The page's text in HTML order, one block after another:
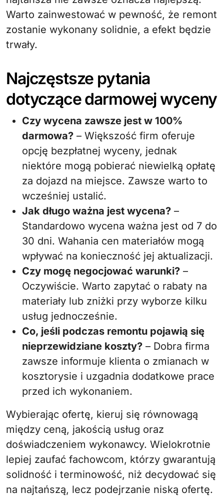
Warto zainwestować w pewność, że remont
zostanie wykonany solidnie, a efekt będzie
trwały.
Najczęstsze pytania
dotyczące darmowej wyceny
Czy wycena zawsze jest w 100%
darmowa? – Większość firm oferuje
opcję bezpłatnej wyceny, jednak
niektóre mogą pobierać niewielką opłatę
za dojazd na miejsce. Zawsze warto to
wcześniej ustalić.
Jak długo ważna jest wycena? –
Standardowo wycena ważna jest od 7 do
30 dni. Wahania cen materiałów mogą
wpływać na konieczność jej aktualizacji.
Czy mogę negocjować warunki? –
Oczywiście. Warto zapytać o rabaty na
materiały lub zniżki przy wyborze kilku
usług jednocześnie.
Co, jeśli podczas remontu pojawią się
nieprzewidziane koszty? – Dobra firma
zawsze informuje klienta o zmianach w
kosztorysie i uzgadnia dodatkowe prace
przed ich wykonaniem.
Wybierając ofertę, kieruj się równowagą
między ceną, jakością usług oraz
doświadczeniem wykonawcy. Wielokrotnie
lepiej zaufać fachowcom, którzy gwarantują
solidność i terminowość, niż decydować się
na najtańszą, lecz podejrzanie niską ofertę.